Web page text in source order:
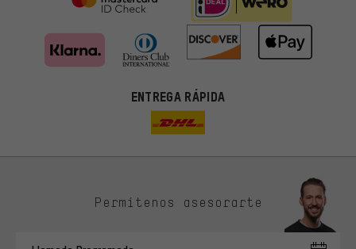
ENTREGA RÁPIDA
Permítenos asesorarte